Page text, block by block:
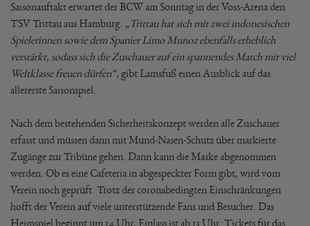
Saisonauftakt erwartet der BCW am Sonntag in der Voss-Arena den
TSV Trittau aus Hamburg. „Trittau hat sich mit zwei indonesischen
Spielerinnen sowie dem Spanier Limo Munoz ebenfalls erheblich
verstärkt, sodass sich die Zuschauer auf ein spannendes Match mit viel
Weltklasse freuen dürfen“, gibt Lamsfuß einen Ausblick auf das
allererste Saisonspiel.
Nach dem bestehenden Sicherheitskonzept werden alle Zuschauer
erfasst und müssen dann mit Mund-Nasen-Schutz über markierte
Zugänge zur Tribüne gehen. Dann kann die Maske abgenommen
werden. Ob es eine Cafeteria in abgespeckter Form gibt, wird vom
Verein noch geprüft. Trotz der coronabedingten Einschränkungen
hofft der Verein auf viele unterstützende Fans und Besucher. Das
Heimspiel beginnt um 14 Uhr, Einlass ist ab 13 Uhr. Tickets für das